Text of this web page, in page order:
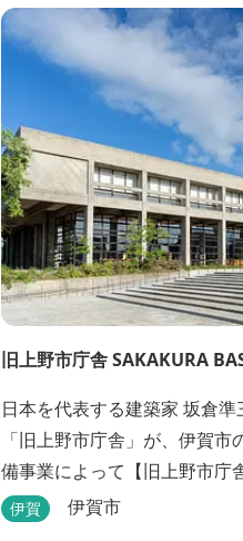
旧上野市庁舎 SAKAKURA
日本を代表する建築家 坂倉
「旧上野市庁舎」が、伊賀
備事業によって【旧上野市庁
として生まれ変わりました。
伊賀 伊賀市